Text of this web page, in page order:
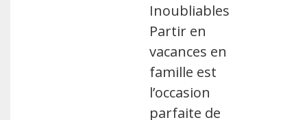
Inoubliables
Partir en
vacances en
famille est
l’occasion
parfaite de